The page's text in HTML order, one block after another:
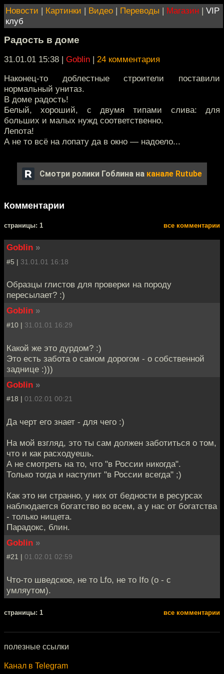
Новости | Картинки | Видео | Переводы | Магазин | VIP
клуб
Радость в доме
31.01.01 15:38 | Goblin | 24 комментария
Наконец-то доблестные строители поставили
нормальный унитаз.
В доме радость!
Белый, хороший, с двумя типами слива: для
больших и малых нужд соответственно.
Лепота!
А не то всё на лопату да в окно — надоело...
Смотри ролики Гоблина на канале Rutube
Комментарии
cтраницы: 1 все комментарии
Goblin »
#5 | 31.01.01 16:18
Образцы глистов для проверки на породу
пересылает? :)
Goblin »
#10 | 31.01.01 16:29
Какой же это дурдом? :)
Это есть забота о самом дорогом - о собственной
заднице :)))
Goblin »
#18 | 01.02.01 00:21
Да черт его знает - для чего :)
На мой взгляд, это ты сам должен заботиться о том,
что и как расходуешь.
А не смотреть на то, что "в России никогда".
Только тогда и наступит "в России всегда" ;)
Как это ни странно, у них от бедности в ресурсах
наблюдается богатство во всем, а у нас от богатства
- только нищета.
Парадокс, блин.
Goblin »
#21 | 01.02.01 02:59
Что-то шведское, не то Lfo, не то Ifo (о - с
умляутом).
cтраницы: 1 все комментарии
полезные ссылки
Канал в Telegram